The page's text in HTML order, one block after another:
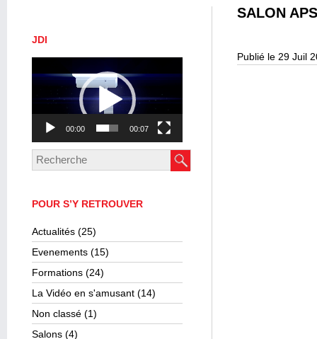
JDI
vidéo
00:00 00:07
POUR S’Y RETROUVER
Actualités (25)
Evenements (15)
Formations (24)
La Vidéo en s'amusant (14)
Non classé (1)
Salons (4)
SALON
Publié le 29 Juil